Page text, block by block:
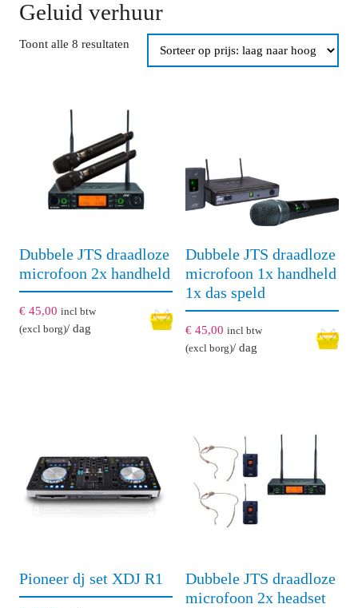
Geluid verhuur
Toont alle 8 resultaten Gesorteerd
laag
naar
hoog
Dubbele JTS draadloze
microfoon 2x handheld
€ 45,00 incl btw
(excl borg)/ dag
Dubbele JTS draadloze
microfoon 1x handheld
1x das speld
€ 45,00 incl btw
(excl borg)/ dag
Pioneer dj set XDJ R1
Dubbele JTS draadloze
microfoon 2x headset